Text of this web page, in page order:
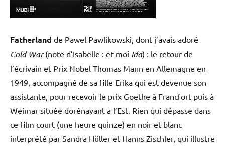
Fatherland de Pawel Pawlikowski, dont j’avais adoré
Cold War(note d’Isabelle : et moi Ida) : le retour de
l’écrivain et Prix Nobel Thomas Mann en Allemagne en
1949, accompagné de sa fille Erika qui est devenue son
assistante, pour recevoir le prix Goethe à Francfort puis à
Weimar située dorénavant a l’Est. Rien qui dépasse dans
ce film court (une heure quinze) en noir et blanc
interprété par Sandra Hüller et Hanns Zischler, qui illustre